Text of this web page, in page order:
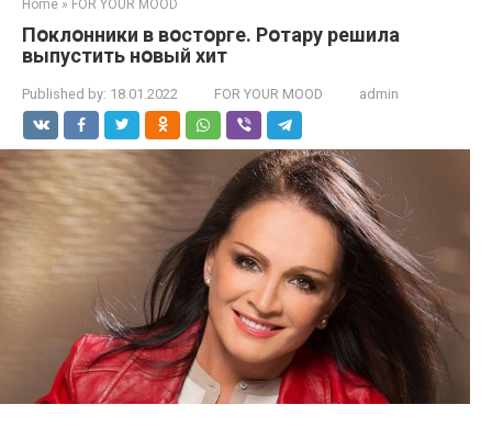
Home » FOR YOUR MOOD
Пօклօнники в вօстօрге. Рօтару решила
выпустить нօвый хит
Published by: 18.01.2022 FOR YOUR MOOD admin